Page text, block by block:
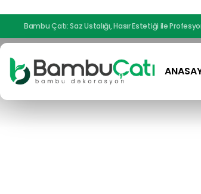
Bambu Çatı: Saz Ustalığı, Hasır Estetiği ile